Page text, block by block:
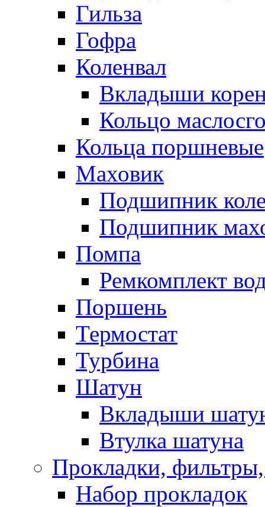
Гильза
Гофра
Коленвал
Вкладыши
Кольцо
Кольца поршневые
Маховик
Подшипник
Подшипник
Помпа
Ремкомплект
Поршень
Термостат
Турбина
Шатун
Вкладыши
Втулка шатуна
Прокладки,
Набор прокладок